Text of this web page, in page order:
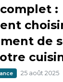
:
de
25 août 2025